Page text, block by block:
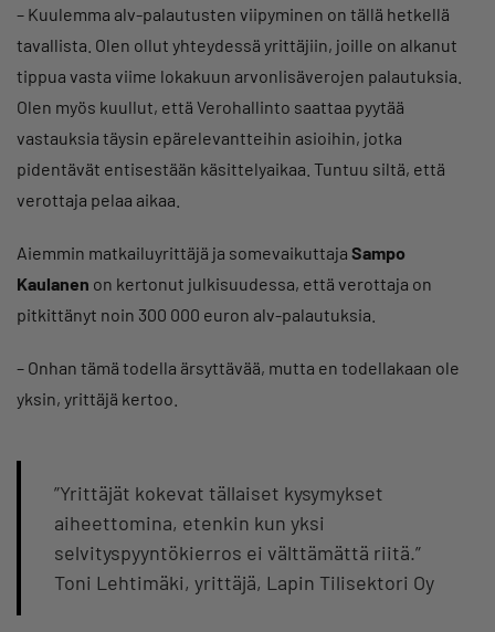
– Kuulemma alv-palautusten viipyminen on tällä hetkellä
tavallista. Olen ollut yhteydessä yrittäjiin, joille on alkanut
tippua vasta viime lokakuun arvonlisäverojen palautuksia.
Olen myös kuullut, että Verohallinto saattaa pyytää
vastauksia täysin epärelevantteihin asioihin, jotka
pidentävät entisestään käsittelyaikaa. Tuntuu siltä, että
verottaja pelaa aikaa.
Aiemmin matkailuyrittäjä ja somevaikuttaja Sampo
Kaulanen on kertonut julkisuudessa, että verottaja on
pitkittänyt noin 300 000 euron alv-palautuksia.
– Onhan tämä todella ärsyttävää, mutta en todellakaan ole
yksin, yrittäjä kertoo.
”Yrittäjät kokevat tällaiset kysymykset
aiheettomina, etenkin kun yksi
selvityspyyntökierros ei välttämättä riitä.”
Toni Lehtimäki, yrittäjä, Lapin Tilisektori Oy